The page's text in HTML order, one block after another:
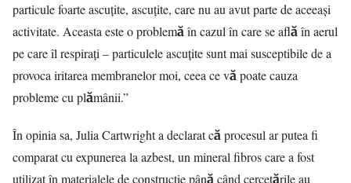
particule foarte ascuțite, ascuțite, care nu au avut parte de aceeași
activitate. Aceasta este o problemă în cazul în care se află în aerul
pe care îl respirați – particulele ascuțite sunt mai susceptibile de a
provoca iritarea membranelor moi, ceea ce vă poate cauza
probleme cu plămânii.”
În opinia sa, Julia Cartwright a declarat că procesul ar putea fi
comparat cu expunerea la azbest, un mineral fibros care a fost
utilizat în materialele de construcție până când cercetările au